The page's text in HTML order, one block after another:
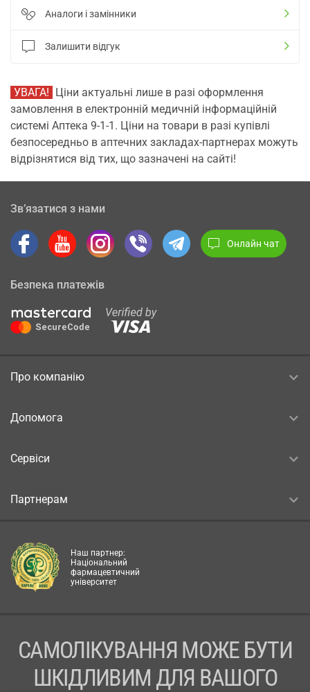
Аналоги і замінники
Залишити відгук
УВАГА! Ціни актуальні лише в разі оформлення
замовлення в електронній медичній інформаційній
системі Аптека 9-1-1. Ціни на товари в разі купівлі
безпосередньо в аптечних закладах-партнерах можуть
відрізнятися від тих, що зазначені на сайті!
Зв’язатися з нами
Онлайн чат
Безпека платежів
Про компанію
Допомога
Сервіси
Партнерам
Наш партнер:
Національний
фармацевтичний
університет
САМОЛІКУВАННЯ МОЖЕ БУТИ
ШКІДЛИВИМ ДЛЯ ВАШОГО